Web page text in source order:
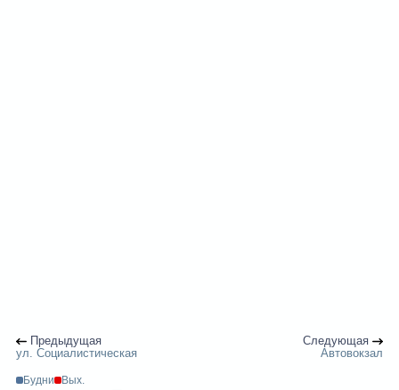
Предыдущая
ул. Социалистическая
Следующая
Автовокзал
Будни Вых.